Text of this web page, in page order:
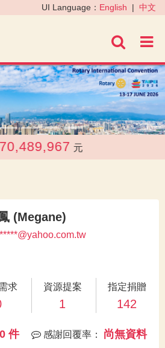
進階
UI Language： English | 中文
›
元
(Megane)
求 資源提案
1
指定捐贈
142
感謝回覆率： 尚無資料
0 件